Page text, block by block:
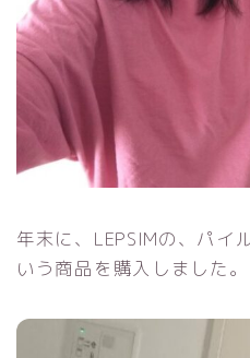
年末に、LEPSIMの、パイ
いう商品を購入しました。